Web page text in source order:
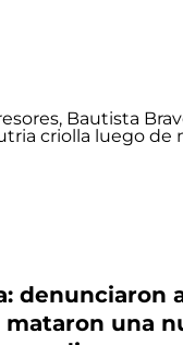
denunciaron
mataron una